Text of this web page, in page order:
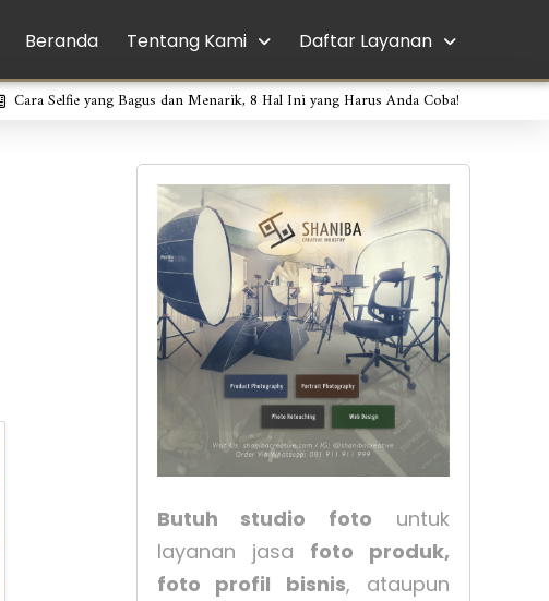
Beranda Tentang Kami Daftar Layanan
Cara Selfie yang Bagus dan Menarik, 8 Hal Ini yang Harus Anda Coba!
Butuh studio foto untuk
layanan jasa foto produk,
foto profil bisnis, ataupun